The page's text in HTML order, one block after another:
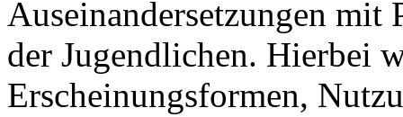
Auseinandersetzungen mit
der Jugendlichen. Hierbei
Erscheinungsformen,